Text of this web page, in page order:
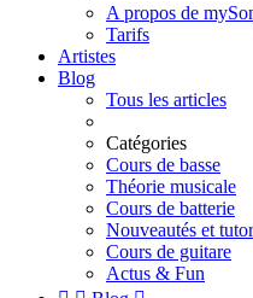
A propos de
Tarifs
Artistes
Blog
Tous les articles
Catégories
Cours de basse
Théorie musicale
Cours de batterie
Nouveautés et
Cours de guitare
Actus & Fun